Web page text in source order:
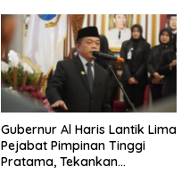
Gubernur Al Haris Lantik Lima
Pejabat Pimpinan Tinggi
Pratama, Tekankan